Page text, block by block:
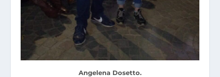
Angelena Dosetto.